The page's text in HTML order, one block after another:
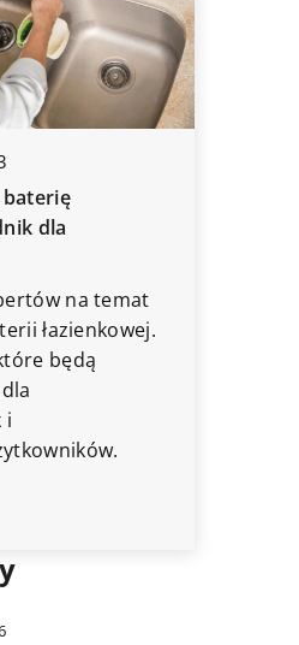
baterię
dla
na temat
łazienkowej.
będą
i